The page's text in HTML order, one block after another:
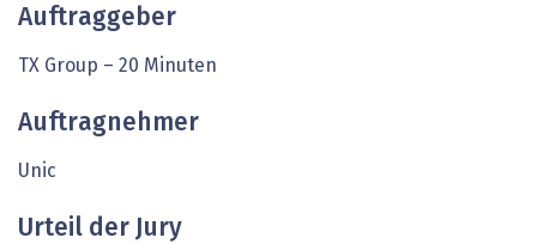
Auftraggeber
TX Group – 20 Minuten
Auftragnehmer
Unic
Urteil der Jury